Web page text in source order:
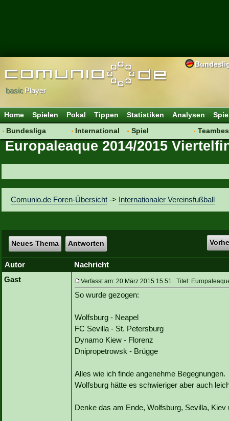
basicPlayer
Home Spielen Pokal Tippen Statistiken Analysen
Bundesliga
Hot News
Vereinsdiskussion
Vereinsfragen
International
Vereine
Spiel
Regeln & Tipps
Europaleaque 2014/2015
Comunio.de Foren-Übersicht -> Internationaler Vereinsfußball
Neues Thema Antworten
Autor
Nachricht
Gast
Verfasst am: 20 März 2015 15:51 Titel:
So wurde gezogen:
Wolfsburg - Neapel
FC Sevilla - St. Petersburg
Dynamo Kiew - Florenz
Dnipropetrowsk - Brügge
Alles wie ich finde angenehme Begegnungen.
Wolfsburg hätte es schwieriger aber auch
Denke das am Ende, Wolfsburg, Sevilla,